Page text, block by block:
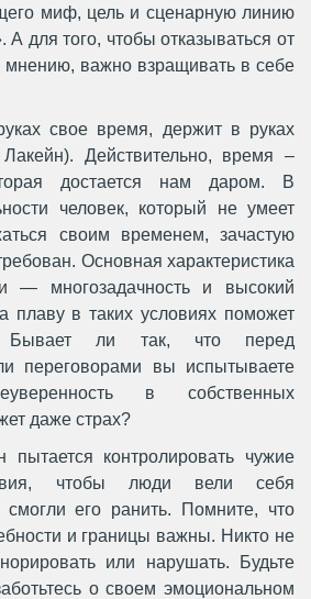
миф, цель и сценарную линию
для того, чтобы отказываться от
мнению, важно взращивать в себе
свое время, держит в руках
Действительно, время –
достается нам даром. В
человек, который не умеет
своим временем, зачастую
Основная характеристика
— многозадачность и высокий
плаву в таких условиях поможет
Бывает ли так, что перед
переговорами вы испытываете
в собственных
даже страх?
контролировать чужие
чтобы люди вели себя
его ранить. Помните, что
и границы важны. Никто не
или нарушать. Будьте
о своем эмоциональном